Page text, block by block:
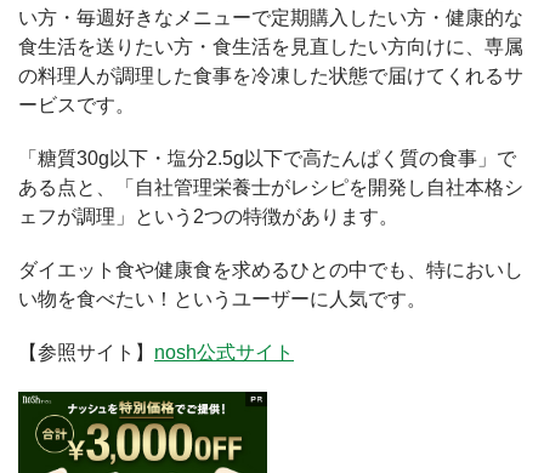
い方・毎週好きなメニューで定期購入したい方・健康的な
食生活を送りたい方・食生活を見直したい方向けに、専属
の料理人が調理した食事を冷凍した状態で届けてくれるサ
ービスです。
「糖質30g以下・塩分2.5g以下で高たんぱく質の食事」で
ある点と、「自社管理栄養士がレシピを開発し自社本格シ
ェフが調理」という2つの特徴があります。
ダイエット食や健康食を求めるひとの中でも、特においし
い物を食べたい！というユーザーに人気です。
【参照サイト】 nosh公式サイト